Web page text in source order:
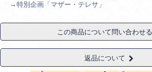
→特別企画「マザー・テレサ」
この商品について問い合わせる
返品について